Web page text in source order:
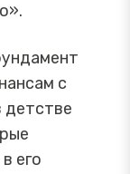
с
детстве
его